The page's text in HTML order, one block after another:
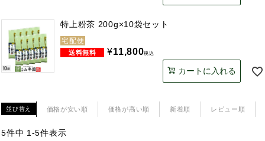
特上粉茶 200g×10袋セット
宅配便
¥11,800税込
カートに入れる
並び替え 価格が安い順 価格が高い順 新着順 レビュー順
5件中 1 -5件表示